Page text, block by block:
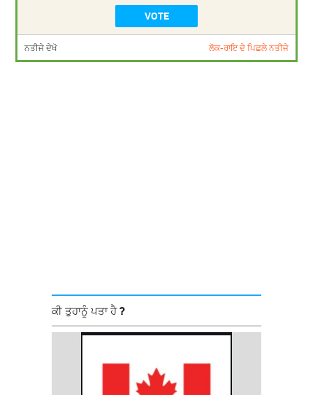
ਨਤੀਜੇ ਦੇਖੋ ਲੋਕ-ਰਾਇ ਦੇ ਪਿਛਲੇ ਨਤੀਜੇ
ਕੀ ਤੁਹਾਨੂੰ ਪਤਾ ਹੈ ?